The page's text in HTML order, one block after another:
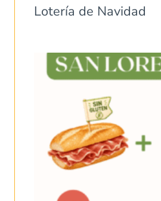
Lotería de Navidad